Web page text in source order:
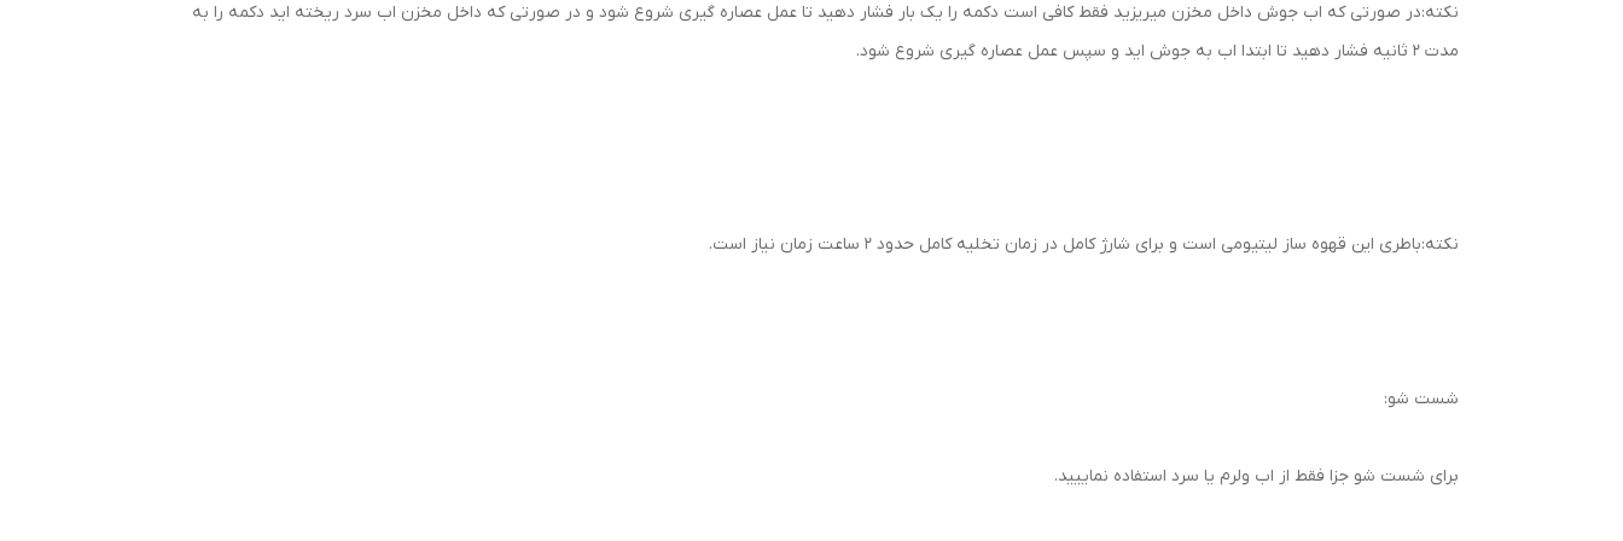
نکته:در صورتی که اب جوش داخل مخزن میریزید فقط کافی است دکمه را یک بار فشار دهید تا عمل عصاره گیری شروع شود و در صورتی که داخل مخزن اب سرد ریخته اید دکمه را به
مدت 2 ثانیه فشار دهید تا ابتدا اب به جوش اید و سپس عمل عصاره گیری شروع شود.
نکته:باطری این قهوه ساز لیتیومی است و برای شارژ کامل در زمان تخلیه کامل حدود 2 ساعت زمان نیاز است.
شست شو:
برای شست شو جزا فقط از اب ولرم یا سرد استفاده نماییید.